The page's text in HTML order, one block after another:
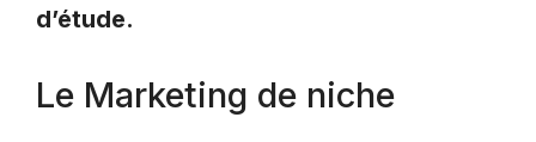
d’étude.
Le Marketing de niche